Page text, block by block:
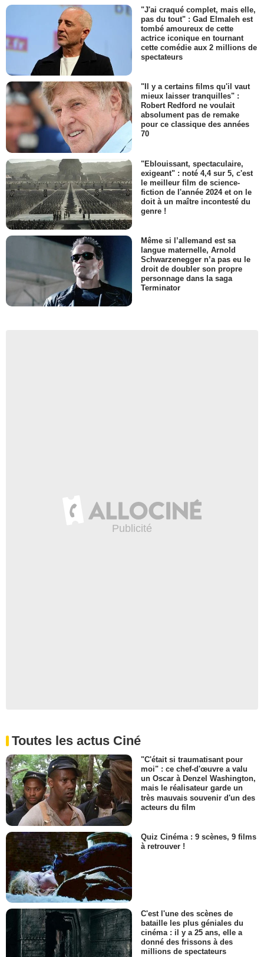
"J'ai craqué complet, mais elle,
pas du tout" : Gad Elmaleh est
tombé amoureux de cette
actrice iconique en tournant
cette comédie aux 2 millions de
spectateurs
"Il y a certains films qu'il vaut
mieux laisser tranquilles" :
Robert Redford ne voulait
absolument pas de remake
pour ce classique des années
70
"Eblouissant, spectaculaire,
exigeant" : noté 4,4 sur 5, c'est
le meilleur film de science-
fiction de l'année 2024 et on le
doit à un maître incontesté du
genre !
Même si l’allemand est sa
langue maternelle, Arnold
Schwarzenegger n’a pas eu le
droit de doubler son propre
personnage dans la saga
Terminator
Toutes les actus Ciné
"C'était si traumatisant pour
moi" : ce chef-d'œuvre a valu
un Oscar à Denzel Washington,
mais le réalisateur garde un
très mauvais souvenir d'un des
acteurs du film
Quiz Cinéma : 9 scènes, 9 films
à retrouver !
C'est l'une des scènes de
bataille les plus géniales du
cinéma : il y a 25 ans, elle a
donné des frissons à des
millions de spectateurs